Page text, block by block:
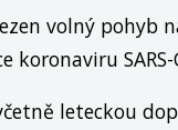
volný pohyb
SARS-
leteckou